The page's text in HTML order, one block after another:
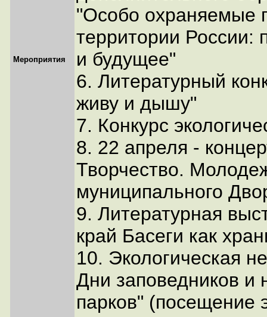
Мероприятия
"Особо охраняемые
территории
и будущее"
6. Литературный
живу и дышу"
7. Конкурс
8. 22 апреля -
Творчество.
муниципального
9. Литературная
край Басеги как
10. Экологическая
Дни заповедников и
парков" (посещение